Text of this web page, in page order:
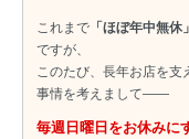
これまで 「ほぼ年中無休」
ですが、
このたび、長年お店を
事情を考えまして――
毎週日曜日をお休みに